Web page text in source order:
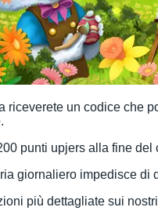
riceverete un codice che
punti upjers alla fine
giornaliero impedisce di
più dettagliate sui